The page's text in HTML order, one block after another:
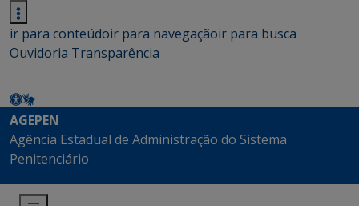
ir para conteúdoir para navegaçãoir para busca
Ouvidoria Transparência
AGEPEN
Agência Estadual de Administração do Sistema
Penitenciário